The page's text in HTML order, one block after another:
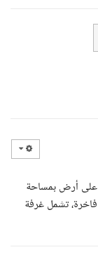
على أرض بمساحة
فاخرة، تشمل غرفة